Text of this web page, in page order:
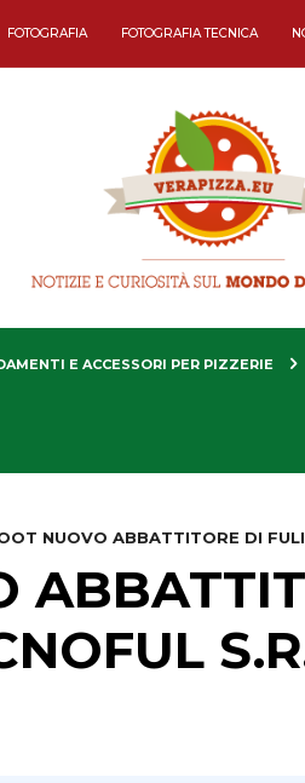
FOTOGRAFIA FOTOGRAFIA TECNICA
E ACCESSORI PER PIZZERIE
NUOVO ABBATTITORE DI